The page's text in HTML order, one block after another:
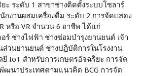
ะ ระดับ 1 สาขาช่างติดตั้งระบบโซลาร์
กงานผสมเครื่องดื่ม ระดับ 2 การจัดแสดง
หรือ VR จำนวน 6 อาชีพ ได้แก่
ร์ ช่างไฟฟ้า ช่างซ่อมบำรุงยานยนต์ เจ้า
วนยานยนต์ ช่างปฏิบัติการในโรงงาน
IoT สำหรับการเกษตรอัจฉริยะ การจัด
ฒนาประเทศตามแนวคิด BCG การจัด